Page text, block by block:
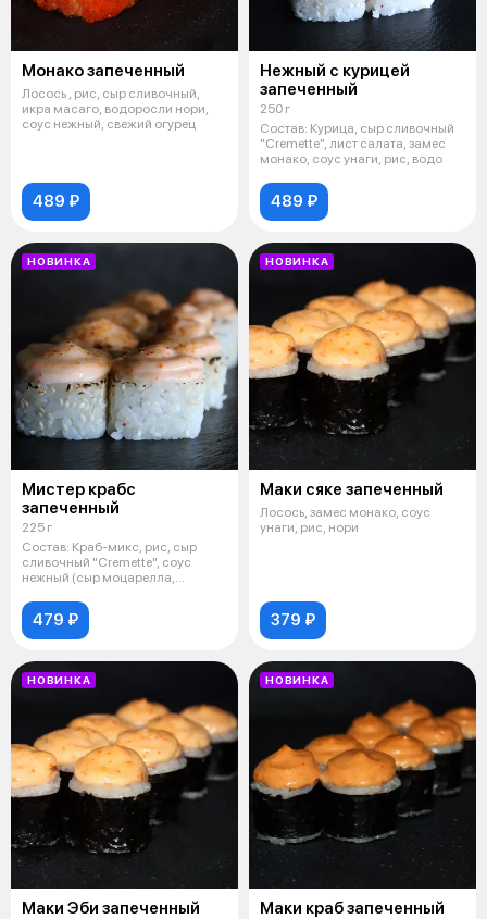
Монако запеченный
Лосось , рис, сыр сливочный,
икра масаго, водоросли нори,
соус нежный, свежий огурец
489 ₽
Нежный с курицей
запеченный
250 г
Состав: Курица, сыр сливочный
"Cremette", лист салата, замес
монако, соус унаги, рис, водо
489 ₽
НОВИНКА
Мистер крабс
запеченный
225 г
Состав: Краб-микс, рис, сыр
сливочный "Cremette", соус
нежный (сыр моцарелла,
479 ₽
НОВИНКА
Маки сяке запеченный
Лосось, замес монако, соус
унаги, рис, нори
379 ₽
НОВИНКА
Маки Эби запеченный
НОВИНКА
Маки краб запеченный